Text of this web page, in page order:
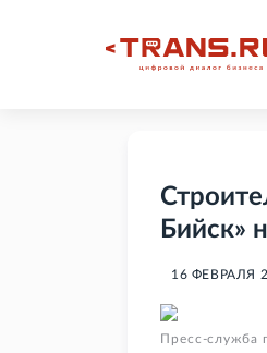
Бийск»
16 ФЕВРАЛЯ
Пресс-служба